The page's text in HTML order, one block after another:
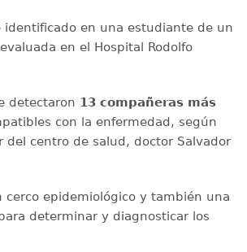
identificado en una estudiante de un
en el Hospital Rodolfo
detectaron 13 compañeras más
con la enfermedad, según
del centro de salud, doctor Salvador
cerco epidemiológico y también una
determinar y diagnosticar los